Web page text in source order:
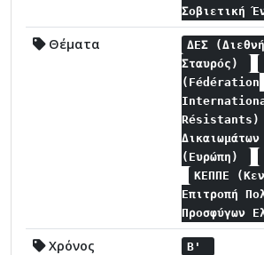
Σοβιετική
Θέματα
ΔΕΣ
Σταυρός)
(Fédération
Résistants)
(Ευρώπη)
ΚΕΠΠΕ
Επιτροπή
Προσφύγων
Χρόνος Β'